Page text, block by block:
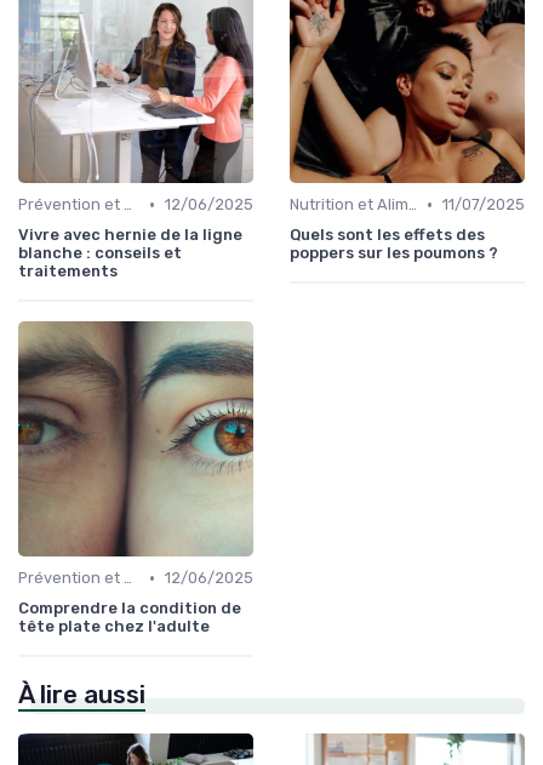
Prévention et Gestion des Blessures • 12/06/2025
Vivre avec hernie de la ligne
blanche : conseils et
traitements
Nutrition et Alimentation Saine • 11/07/2025
Quels sont les effets des
poppers sur les poumons ?
Prévention et Gestion des Blessures • 12/06/2025
Comprendre la condition de
tête plate chez l'adulte
À lire aussi